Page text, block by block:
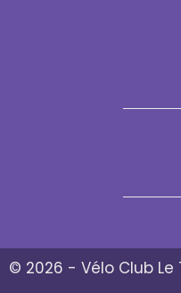
© 2026 - Vélo Club